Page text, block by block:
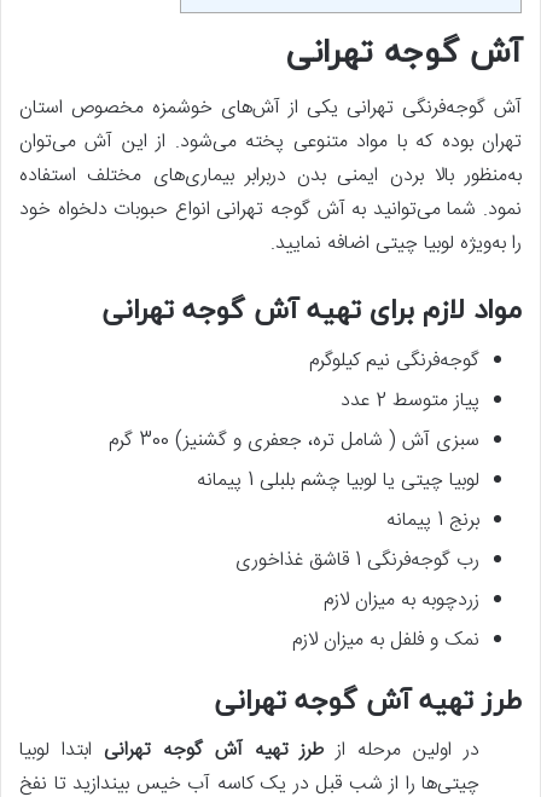
آش گوجه تهرانی
آش گوجه‌فرنگی تهرانی یکی از آش‌های خوشمزه مخصوص استان
تهران بوده که با مواد متنوعی پخته می‌شود. از این آش می‌توان
به‌منظور بالا بردن ایمنی بدن دربرابر بیماری‌های مختلف استفاده
نمود. شما می‌توانید به آش گوجه تهرانی انواع حبوبات دلخواه خود
را به‌ویژه لوبیا چیتی اضافه نمایید.
مواد لازم برای تهیه آش گوجه تهرانی
گوجه‌فرنگی نیم کیلوگرم
پیاز متوسط 2 عدد
سبزی آش ( شامل تره، جعفری و گشنیز) 300 گرم
لوبیا چیتی یا لوبیا چشم بلبلی 1 پیمانه
برنج 1 پیمانه
رب گوجه‌فرنگی 1 قاشق غذاخوری
زردچوبه به میزان لازم
نمک و فلفل به میزان لازم
طرز تهیه آش گوجه تهرانی
در اولین مرحله از طرز تهیه آش گوجه تهرانی ابتدا لوبیا
چیتی‌ها را از شب قبل در یک کاسه آب خیس بیندازید تا نفخ